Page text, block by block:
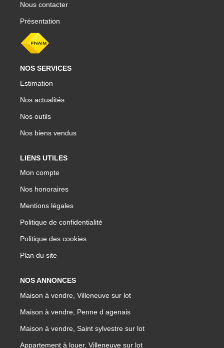
Nous contacter
Présentation
NOS SERVICES
Estimation
Nos actualités
Nos outils
Nos biens vendus
LIENS UTILES
Mon compte
Nos honoraires
Mentions légales
Politique de confidentialité
Politique des cookies
Plan du site
NOS ANNONCES
Maison à vendre, Villeneuve sur lot
Maison à vendre, Penne d agenais
Maison à vendre, Saint sylvestre sur lot
Appartement à louer, Villeneuve sur lot